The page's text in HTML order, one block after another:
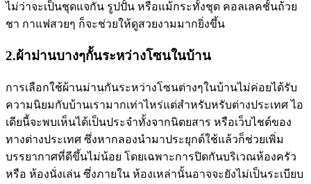
ไม่ว่าจะเป็นชุดแจกัน รูปปั้น หรือแม้กระทั้งชุด คอลเลคชั้นถ้วย
ชา กาแฟสวยๆ ก็จะช่วยให้ดูสวยงามมากยิ่งขึ้น
2.ผ้าม่านบางๆกั้นระหว่างโซนในบ้าน
การเลือกใช้ผ้านม่านกันระหว่างโซนต่างๆในบ้านไม่ค่อยได้รับ
ความนิยมกับบ้านเรามากเท่าไหร่แต่สำหรับหรับต่างประเทศ ไอ
เดียนี้จะพบเห็นได้เป็นประจำทั้งจากนิตยสาร หรือเว็บไชต์ของ
ทางต่างประเทศ ซึ่งหากลองนำมาประยุกต์ใช้แล้วก็ช่วยเพิ่ม
บรรยากาศที่ดีขึ้นไม่น้อย โดยเฉพาะการปิดกันบริเวณห้องครัว
หรือ ห้องนั่งเล่น ซึ่งภายใน ห้องเหล่านั้นอาจจะยังไม่เป็นระเบียบ